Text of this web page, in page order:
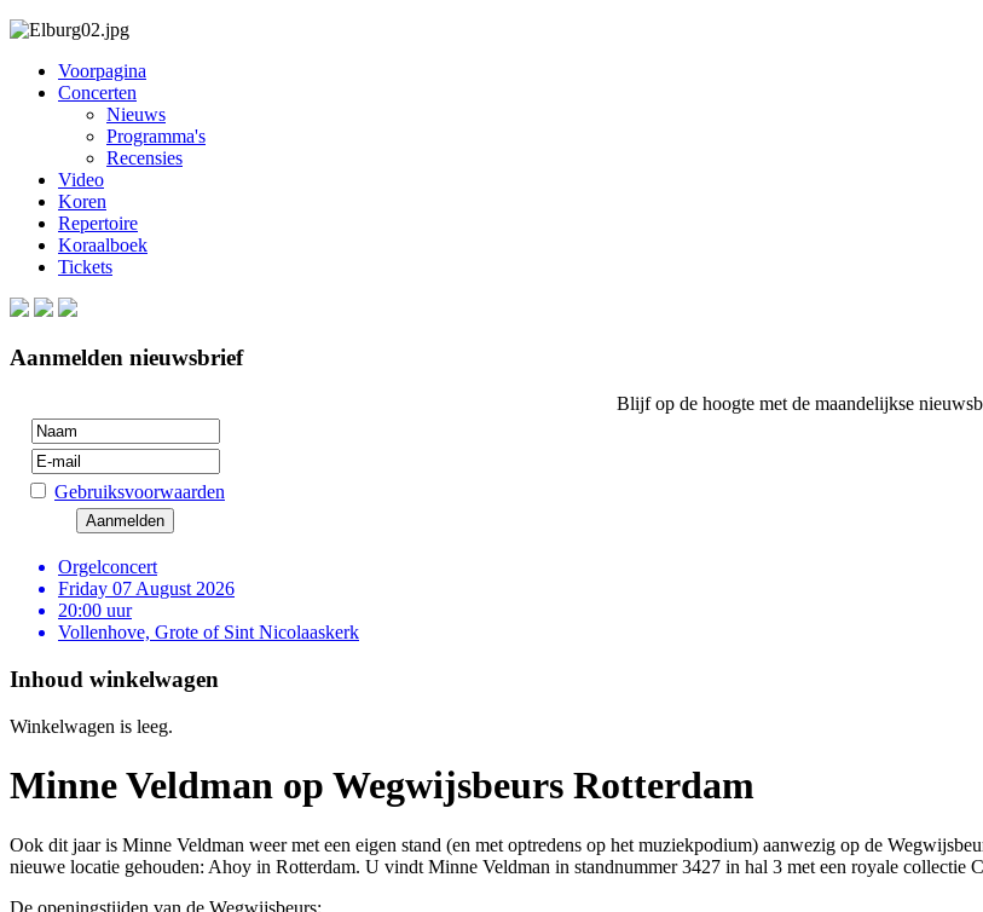
Voorpagina
Concerten
Nieuws
Programma's
Recensies
Video
Koren
Repertoire
Koraalboek
Tickets
Aanmelden nieuwsbrief
Blijf op de hoogte met de maandelijkse
Gebruiksvoorwaarden
Orgelconcert
Friday 07 August 2026
20:00 uur
Vollenhove, Grote of Sint Nicolaaskerk
Inhoud winkelwagen
Winkelwagen is leeg.
Minne Veldman op Wegwijsbeurs Rotterdam
Ook dit jaar is Minne Veldman weer met een eigen stand (en met optredens op het muziekpodium) aanwezig op de
nieuwe locatie gehouden: Ahoy in Rotterdam. U vindt Minne Veldman in standnummer 3427 in hal 3 met een royale collectie
De openingstijden van de Wegwijsbeurs: